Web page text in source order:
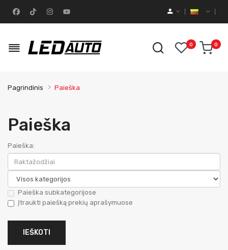
0 0
Pagrindinis Paieška
Paieška
Paieška:
Paieška subkategorijose
Įtraukti paiešką prekių aprašymuose